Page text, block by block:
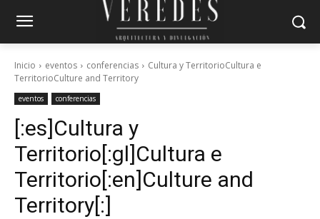
Inicio eventos conferencias
Cultura y TerritorioCultura e
TerritorioCulture and Territory
eventos conferencias
[:es]Cultura y
Territorio[:gl]Cultura e
Territorio[:en]Culture and
Territory[:]